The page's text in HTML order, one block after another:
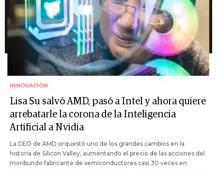
INNOVACIÓN
Lisa Su salvó AMD, pasó a Intel y ahora quiere
arrebatarle la corona de la Inteligencia
Artificial a Nvidia
La CEO de AMD orquestó uno de los grandes cambios en la
historia de Silicon Valley, aumentando el precio de las acciones del
moribundo fabricante de semiconductores casi 30 veces en